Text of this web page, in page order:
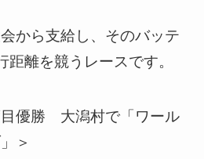
から支給し、そのバッテ
距離を競うレースです。
目優勝 大潟村で「ワール
＞